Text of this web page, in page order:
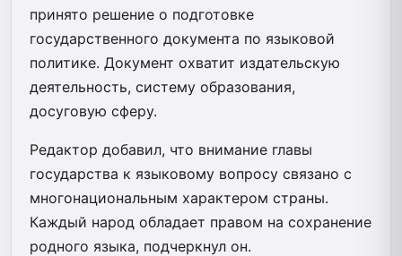
принято решение о подготовке
государственного документа по языковой
политике. Документ охватит издательскую
деятельность, систему образования,
досуговую сферу.
Редактор добавил, что внимание главы
государства к языковому вопросу связано с
многонациональным характером страны.
Каждый народ обладает правом на сохранение
родного языка, подчеркнул он.